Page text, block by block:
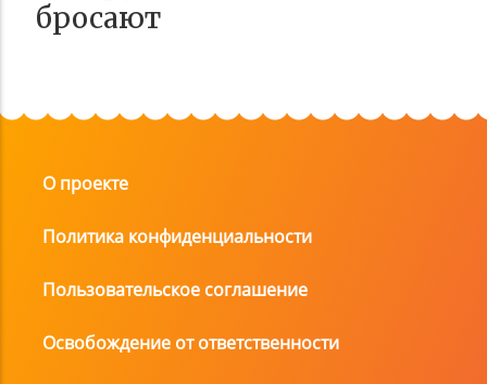
бросают
О проекте
Политика конфиденциальности
Пользовательское соглашение
Освобождение от ответственности